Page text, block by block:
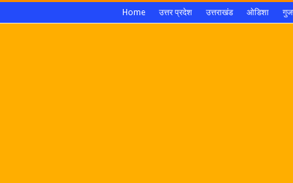
Home उत्तर प्रदेश उत्तराखंड ओडिशा